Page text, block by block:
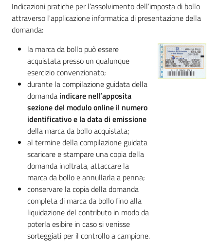
Piani
Programmi
Progetti
Seguici
su
Indicazioni pratiche per l’assolvimento dell’imposta di bollo
attraverso l'applicazione informatica di presentazione della
domanda:
la marca da bollo può essere
acquistata presso un qualunque
esercizio convenzionato;
durante la compilazione guidata della
domanda indicare nell’apposita
sezione del modulo online il numero
identificativo e la data di emissione
della marca da bollo acquistata;
al termine della compilazione guidata
scaricare e stampare una copia della
domanda inoltrata, attaccare la
marca da bollo e annullarla a penna;
conservare la copia della domanda
completa di marca da bollo fino alla
liquidazione del contributo in modo da
poterla esibire in caso si venisse
sorteggiati per il controllo a campione.